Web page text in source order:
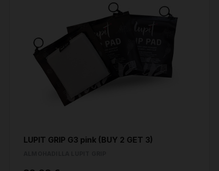
LUPIT GRIP G3 pink (BUY 2 GET 3)